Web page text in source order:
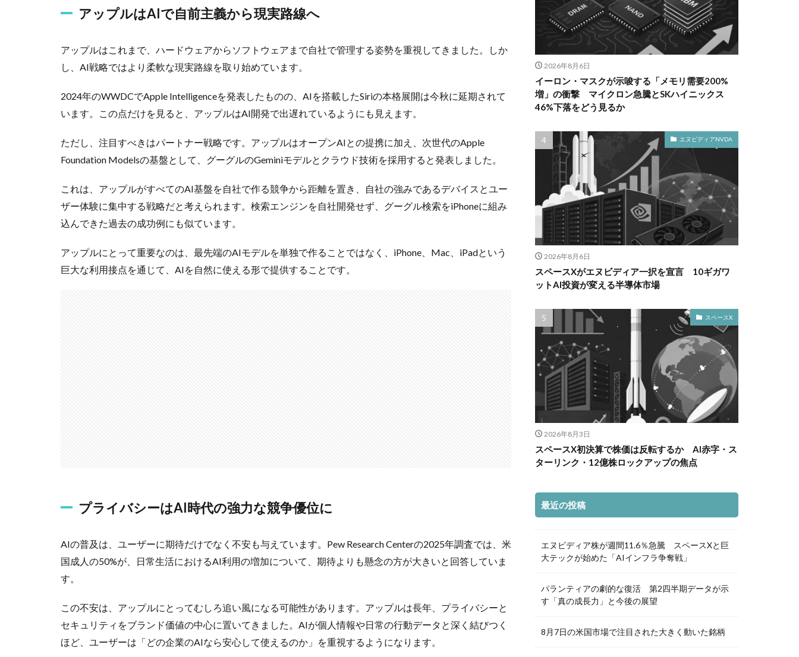
アップルはAIで自前主義から現実路線へ
アップルはこれまで、ハードウェアからソフトウェアまで自社で管理する姿勢を重視してきました。しか
し、AI戦略ではより柔軟な現実路線を取り始めています。
2024年のWWDCでApple Intelligenceを発表したものの、AIを搭載したSiriの本格展開は今秋に延期されて
います。この点だけを見ると、アップルはAI開発で出遅れているようにも見えます。
ただし、注目すべきはパートナー戦略です。アップルはオープンAIとの提携に加え、次世代のApple
Foundation Modelsの基盤として、グーグルのGeminiモデルとクラウド技術を採用すると発表しました。
これは、アップルがすべてのAI基盤を自社で作る競争から距離を置き、自社の強みであるデバイスとユー
ザー体験に集中する戦略だと考えられます。検索エンジンを自社開発せず、グーグル検索をiPhoneに組み
込んできた過去の成功例にも似ています。
アップルにとって重要なのは、最先端のAIモデルを単独で作ることではなく、iPhone、Mac、iPadという
巨大な利用接点を通じて、AIを自然に使える形で提供することです。
プライバシーはAI時代の強力な競争優位に
AIの普及は、ユーザーに期待だけでなく不安も与えています。Pew Research Centerの2025年調査では、米
国成人の50%が、日常生活におけるAI利用の増加について、期待よりも懸念の方が大きいと回答していま
す。
この不安は、アップルにとってむしろ追い風になる可能性があります。アップルは長年、プライバシーと
セキュリティをブランド価値の中心に置いてきました。AIが個人情報や日常の行動データと深く結びつく
ほど、ユーザーは「どの企業のAIなら安心して使えるのか」を重視するようになります。
2026年8月6日
イーロン・マスクが示唆する「メモリ需要200%
増」の衝撃 マイクロン急騰とSKハイニックス
46%下落をどう見るか
エヌビディアNVDA
2026年8月6日
スペースXがエヌビディア一択を宣言 10ギガワ
ットAI投資が変える半導体市場
スペースX
2026年8月3日
スペースX初決算で株価は反転するか AI赤字・ス
ターリンク・12億株ロックアップの焦点
最近の投稿
エヌビディア株が週間11.6％急騰 スペースXと巨
大テックが始めた「AIインフラ争奪戦」
パランティアの劇的な復活 第2四半期データが示
す「真の成長力」と今後の展望
8月7日の米国市場で注目された大きく動いた銘柄